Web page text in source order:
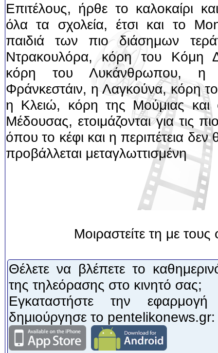
Επιτέλους, ήρθε το καλοκαίρι
όλα τα σχολεία, έτσι και το
παιδιά των πιο διάσημων
Ντρακουλόρα, κόρη του Κόμη
κόρη του Λυκάνθρωπου, η
Φράνκεστάιν, η Λαγκούνα, κόρη
η Κλειώ, κόρη της Μούμιας και
Μέδουσας, ετοιμάζονται για τις
όπου το κέφι και η περιπέτεια
προβάλλεται μεταγλωττισμένη
Μοιραστείτε τη με
Θέλετε να βλέπετε το
της τηλεόρασης στο κινητό σας;
Εγκαταστήστε την
δημιούργησε το pentelikonews.gr: